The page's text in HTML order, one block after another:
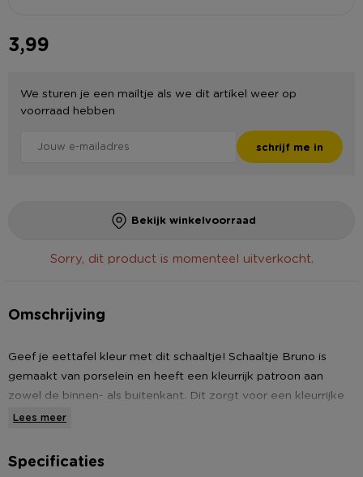
3,99
We sturen je een mailtje als we dit artikel weer op
voorraad hebben
schrijf me in
Bekijk winkelvoorraad
Sorry, dit product is momenteel uitverkocht.
Omschrijving
Geef je eettafel kleur met dit schaaltje! Schaaltje Bruno is
gemaakt van porselein en heeft een kleurrijk patroon aan
zowel de binnen- als buitenkant. Dit zorgt voor een kleurrijke
eettafel of borrelplank. Het schaaltje, met een diameter van
serveren van chips, snacks, of zelfs voor het genieten van je
ochtendyoghurt. Het schaaltje is vaatwasser- en
Lees meer
Specificaties